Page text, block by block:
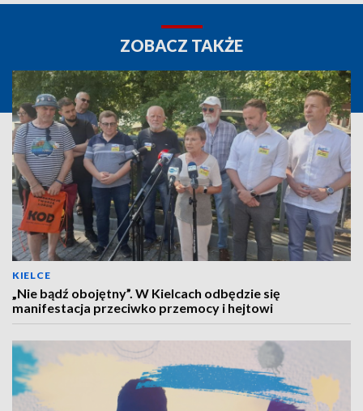
ZOBACZ TAKŻE
KIELCE
„Nie bądź obojętny”. W Kielcach odbędzie się
manifestacja przeciwko przemocy i hejtowi